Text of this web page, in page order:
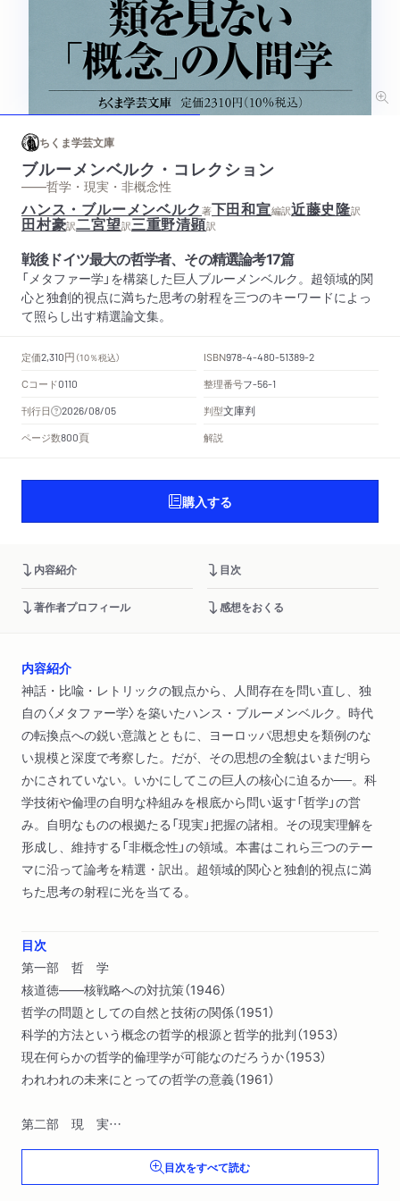
ちくま学芸文庫
ブルーメンベルク・コレクション
——哲学・現実・非概念性
ハンス・ブルーメンベルク著下田和宣編訳近藤史隆訳
田村豪訳二宮望訳三重野清顕訳
戦後ドイツ最大の哲学者、その精選論考17篇
「メタファー学」を構築した巨人ブルーメンベルク。超領域的関
心と独創的視点に満ちた思考の射程を三つのキーワードによっ
て照らし出す精選論文集。
定価2,310円 （10％税込） ISBN978-4-480-51389-2
Cコード0110 整理番号フ-56-1
刊行日 2026/08/05 判型文庫判
ページ数800頁 解説
購入する
内容紹介 目次
著作者プロフィール 感想をおくる
内容紹介
神話・比喩・レトリックの観点から、人間存在を問い直し、独
自の〈メタファー学〉を築いたハンス・ブルーメンベルク。時代
の転換点への鋭い意識とともに、ヨーロッパ思想史を類例のな
い規模と深度で考察した。だが、その思想の全貌はいまだ明ら
かにされていない。いかにしてこの巨人の核心に迫るか──。科
学技術や倫理の自明な枠組みを根底から問い返す「哲学」の営
み。自明なものの根拠たる「現実」把握の諸相。その現実理解を
形成し、維持する「非概念性」の領域。本書はこれら三つのテー
マに沿って論考を精選・訳出。超領域的関心と独創的視点に満
ちた思考の射程に光を当てる。
目次
第一部 哲 学
核道徳――核戦略への対抗策（1946）
哲学の問題としての自然と技術の関係（1951）
科学的方法という概念の哲学的根源と哲学的批判（1953）
現在何らかの哲学的倫理学が可能なのだろうか（1953）
われわれの未来にとっての哲学の意義（1961）
第二部 現 実
哲学の言語的現実（1946/47）
現実概念と小説の可能性（1964）
現実概念と国家論（1968）
目次をすべて読む